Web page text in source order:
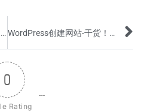
WordPress创建网站-选择困难？WordPress和Shopify的本质区别 WordPress创建网站-干货！网站里不同图片的具体要求
0
Rating